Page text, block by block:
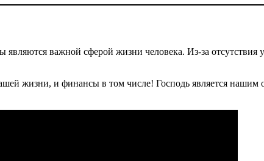
являются важной сферой жизни человека. Из-за
жизни, и финансы в том числе! Господь является нашим